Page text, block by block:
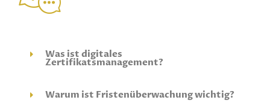
Was ist digitales
Zertifikatsmanagement?
Warum ist Fristenüberwachung wichtig?